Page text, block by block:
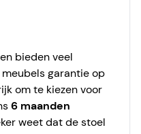
bieden veel
garantie op
om te kiezen voor
6 maanden
weet dat de stoel